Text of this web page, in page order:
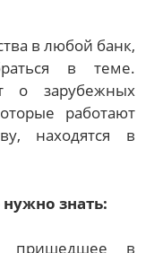
в любой банк,
в теме.
о зарубежных
работают
находятся в
знать:
в